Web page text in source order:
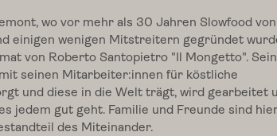
, wo vor mehr als 30 Jahren Slowfood von
einigen wenigen Mitstreitern gegründet
von Roberto Santopietro " Mongetto". Sein
seinen Mitarbeiter:innen für köstliche
und diese in die Welt trägt, wird gearbeitet
jedem gut geht. Familie und Freunde sind
des Miteinander.